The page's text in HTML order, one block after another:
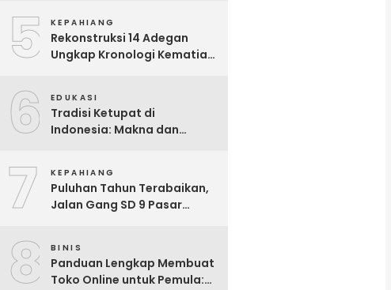
5 KEPAHIANG
Rekonstruksi 14 Adegan
Ungkap Kronologi Kematian
6 EDUKASI
Tradisi Ketupat di
Indonesia: Makna dan
7 KEPAHIANG
Puluhan Tahun Terabaikan,
Jalan Gang SD 9 Pasar
8 BINIS
Panduan Lengkap Membuat
Toko Online untuk Pemula: